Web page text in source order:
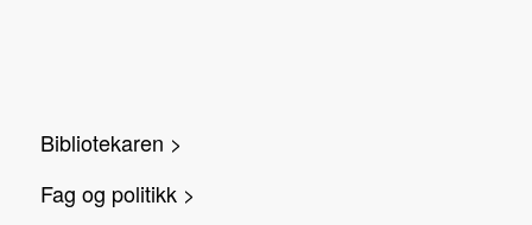
Bibliotekaren >
Fag og politikk >